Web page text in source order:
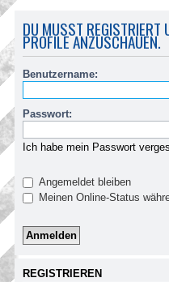
DU MUSST REGISTRIERT
PROFILE ANZUSCHAUEN.
Benutzername:
Passwort:
Ich habe mein Passwort
Angemeldet bleiben
Meinen Online-Status
REGISTRIEREN